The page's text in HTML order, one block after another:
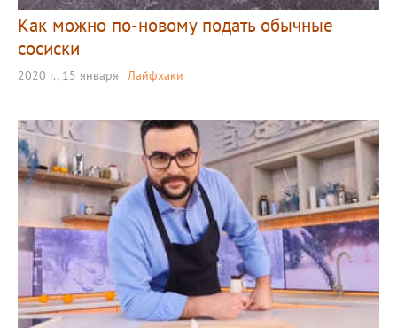
Как можно по-новому подать обычные
сосиски
2020 г., 15 января Лайфхаки